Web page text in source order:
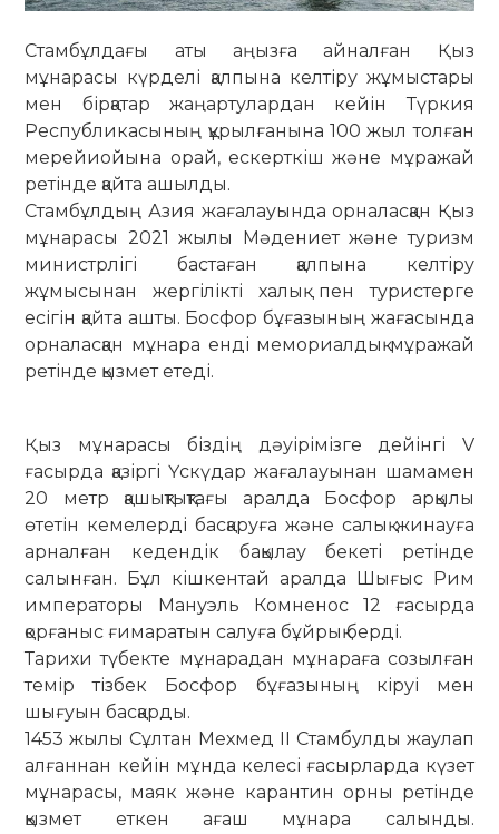
Стамбұлдағы аты аңызға айналған Қыз
мұнарасы күрделі қалпына келтіру жұмыстары
мен бірқатар жаңартулардан кейін Түркия
Республикасының құрылғанына 100 жыл толған
мерейиойына орай, ескерткіш және мұражай
ретінде қайта ашылды.
Стамбұлдың Азия жағалауында орналасқан Қыз
мұнарасы 2021 жылы Мәдениет және туризм
министрлігі бастаған қалпына келтіру
жұмысынан жергілікті халық пен туристерге
есігін қайта ашты. Босфор бұғазының жағасында
орналасқан мұнара енді мемориалдық мұражай
ретінде қызмет етеді.
Қыз мұнарасы біздің дәуірімізге дейінгі V
ғасырда қазіргі Үскүдар жағалауынан шамамен
20 метр қашықтықтағы аралда Босфор арқылы
өтетін кемелерді басқаруға және салық жинауға
арналған кедендік бақылау бекеті ретінде
салынған. Бұл кішкентай аралда Шығыс Рим
императоры Мануэль Комненос 12 ғасырда
қорғаныс ғимаратын салуға бұйрық берді.
Тарихи түбекте мұнарадан мұнараға созылған
темір тізбек Босфор бұғазының кіруі мен
шығуын басқарды.
1453 жылы Сұлтан Мехмед II Стамбулды жаулап
алғаннан кейін мұнда келесі ғасырларда күзет
мұнарасы, маяк және карантин орны ретінде
қызмет еткен ағаш мұнара салынды.